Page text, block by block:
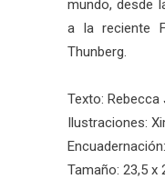
mundo, desde
a la reciente
Thunberg.
Texto: Rebecca
Ilustraciones:
Tamaño: 23,5 x